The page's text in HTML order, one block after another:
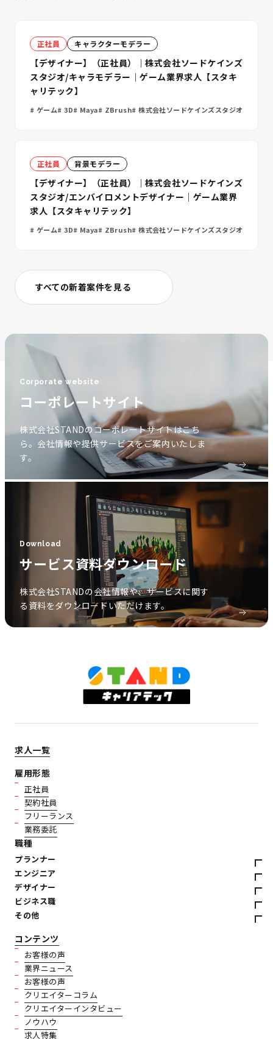
正社員 キャラクターモデラー
【デザイナー】（正社員）｜株式会社ソードケインズ
スタジオ/キャラモデラー｜ゲーム業界求人【スタキ
ャリテック】
ゲーム 3D Maya ZBrush 株式会社ソードケインズスタジオ
正社員 背景モデラー
【デザイナー】（正社員）｜株式会社ソードケインズ
スタジオ/エンバイロメントデザイナー｜ゲーム業界
求人【スタキャリテック】
ゲーム 3D Maya ZBrush 株式会社ソードケインズスタジオ
すべての新着案件を見る
Corporate website
コーポレートサイト
株式会社STANDのコーポレートサイトはこち
ら。会社情報や提供サービスをご案内いたしま
す。
Download
サービス資料ダウンロード
株式会社STANDの会社情報や、サービスに関す
る資料をダウンロードいただけます。
求人一覧
雇用形態
正社員
契約社員
フリーランス
業務委託
職種
プランナー
エンジニア
デザイナー
ビジネス職
その他
コンテンツ
お客様の声
業界ニュース
お客様の声
クリエイターコラム
クリエイターインタビュー
ノウハウ
求人特集